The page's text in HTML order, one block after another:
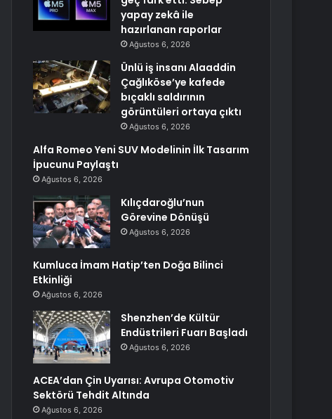
yapay zekâ ile
hazırlanan raporlar
Ağustos 6, 2026
Ünlü iş insanı Alaaddin
Çağlıköse’ye kafede
bıçaklı saldırının
görüntüleri ortaya çıktı
Ağustos 6, 2026
Alfa Romeo Yeni SUV Modelinin İlk Tasarım
İpucunu Paylaştı
Ağustos 6, 2026
Kılıçdaroğlu’nun
Görevine Dönüşü
Ağustos 6, 2026
Kumluca İmam Hatip’ten Doğa Bilinci
Etkinliği
Ağustos 6, 2026
Shenzhen’de Kültür
Endüstrileri Fuarı Başladı
Ağustos 6, 2026
ACEA’dan Çin Uyarısı: Avrupa Otomotiv
Sektörü Tehdit Altında
Ağustos 6, 2026